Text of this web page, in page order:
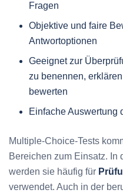
Fragen
Objektive und faire
Antwortoptionen
Geeignet zur
zu benennen,
bewerten
Einfache Auswertung
Multiple-Choice-Tests
Bereichen zum Einsatz. In
werden sie häufig für
verwendet. Auch in der